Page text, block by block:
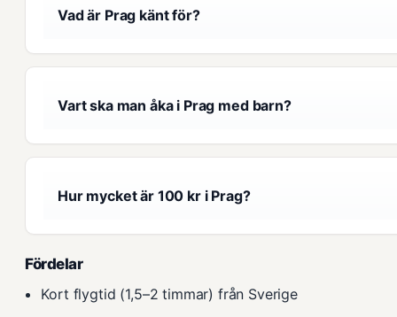
Vad är Prag känt för?
Vart ska man åka i Prag med barn?
Hur mycket är 100 kr i Prag?
Fördelar
Kort flygtid (1,5–2 timmar) från Sverige